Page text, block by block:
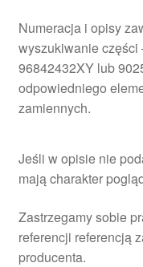
Numeracja i opisy
wyszukiwanie
96842432XY lub
odpowiedniego
zamiennych.
Jeśli w opisie nie
mają charakter
Zastrzegamy sobie
referencji referencją
producenta.